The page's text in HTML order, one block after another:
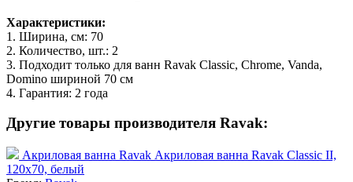
Характеристики:
1. Ширина, см: 70
2. Количество, шт.: 2
3. Подходит только для ванн Ravak Classic, Chrome, Vanda,
Domino шириной 70 см
4. Гарантия: 2 года
Другие товары производителя Ravak:
Акриловая ванна Ravak Акриловая ванна Ravak Classic II,
120x70, белый